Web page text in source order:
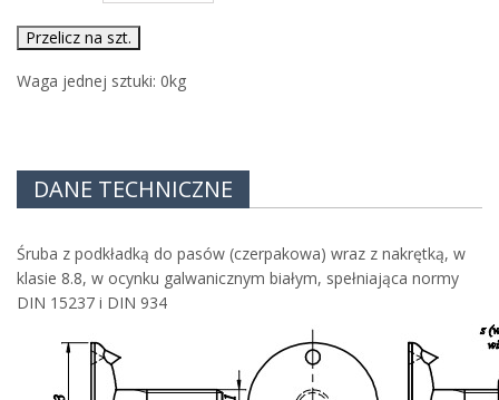
Przelicz na szt.
Waga jednej sztuki: 0kg
DANE TECHNICZNE
Śruba z podkładką do pasów (czerpakowa) wraz z nakrętką, w
klasie 8.8, w ocynku galwanicznym białym, spełniająca normy
DIN 15237 i DIN 934